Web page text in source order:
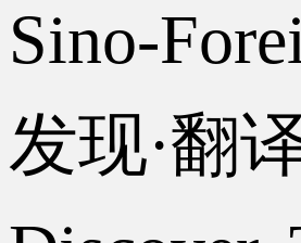
Sino-
发现·翻